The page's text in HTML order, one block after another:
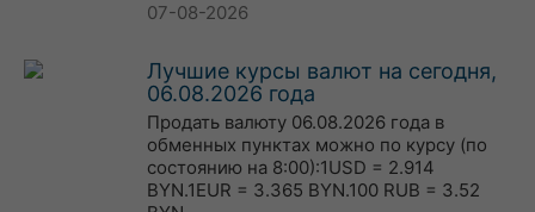
07-08-2026
Лучшие курсы валют на сегодня,
06.08.2026 года
Продать валюту 06.08.2026 года в
обменных пунктах можно по курсу (по
состоянию на 8:00):1USD = 2.914
BYN.1EUR = 3.365 BYN.100 RUB = 3.52